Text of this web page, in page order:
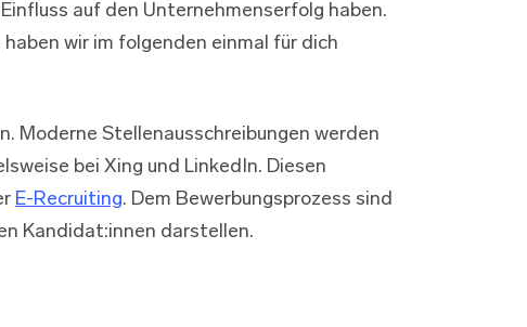
auf den Unternehmenserfolg haben.
wir im folgenden einmal für dich
Moderne Stellenausschreibungen werden
bei Xing und LinkedIn. Diesen
E-Recruiting. Dem Bewerbungsprozess sind
Kandidat:innen darstellen.